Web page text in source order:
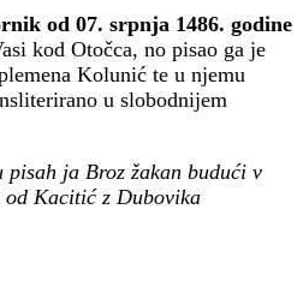
od 07. srpnja 1486. godine
kod Otočca, no pisao ga je
Kolunić te u njemu
u slobodnijem
ja Broz žakan budući v
od Kacitić z Dubovika